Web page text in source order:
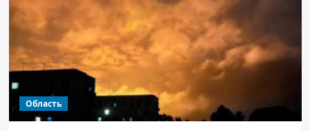
Тихановського
та
журналіста
Ігоря
Карнея
Область